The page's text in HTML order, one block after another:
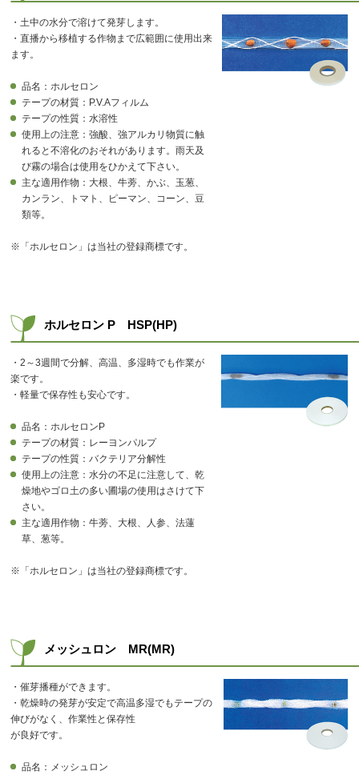
・土中の水分で溶けて発芽します。
・直播から移植する作物まで広範囲に使用出来
ます。
品名：ホルセロン
テープの材質：P.V.Aフィルム
テープの性質：水溶性
使用上の注意：強酸、強アルカリ物質に触
れると不溶化のおそれがあります。雨天及
び霧の場合は使用をひかえて下さい。
主な適用作物：大根、牛蒡、かぶ、玉葱、
カンラン、トマト、ピーマン、コーン、豆
類等。
※「ホルセロン」は当社の登録商標です。
ホルセロン P HSP(HP)
・2～3週間で分解、高温、多湿時でも作業が
楽です。
・軽量で保存性も安心です。
品名：ホルセロンP
テープの材質：レーヨンパルプ
テープの性質：バクテリア分解性
使用上の注意：水分の不足に注意して、乾
燥地やゴロ土の多い圃場の使用はさけて下
さい。
主な適用作物：牛蒡、大根、人参、法蓮
草、葱等。
※「ホルセロン」は当社の登録商標です。
メッシュロン MR(MR)
・催芽播種ができます。
・乾燥時の発芽が安定で高温多湿でもテープの
伸びがなく、作業性と保存性
が良好です。
品名：メッシュロン